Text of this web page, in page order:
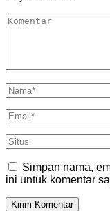
Simpan nama,
ini untuk komentar